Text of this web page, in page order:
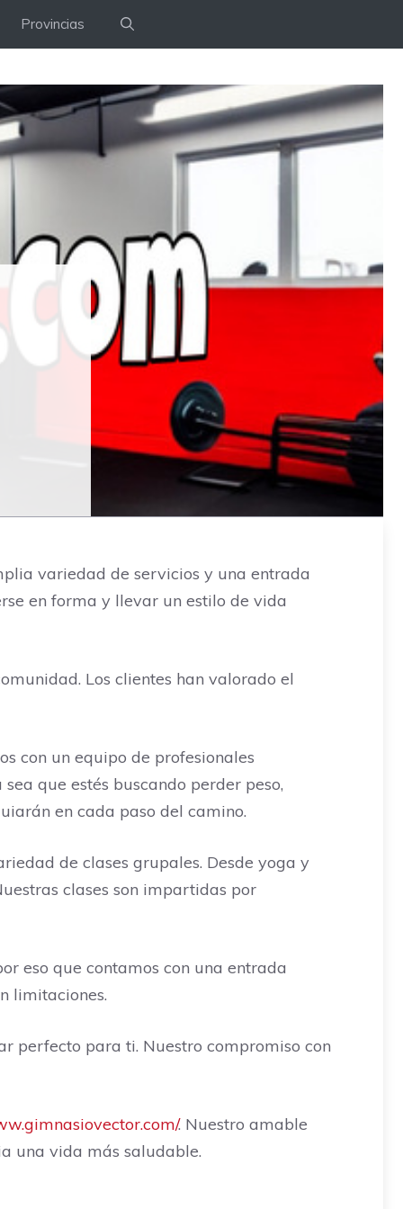
Provincias
variedad de servicios y una entrada
en forma y llevar un estilo de vida
Los clientes han valorado el
con un equipo de profesionales
que estés buscando perder peso,
en cada paso del camino.
de clases grupales. Desde yoga y
clases son impartidas por
eso que contamos con una entrada
limitaciones.
perfecto para ti. Nuestro compromiso con
. Nuestro amable
una vida más saludable.